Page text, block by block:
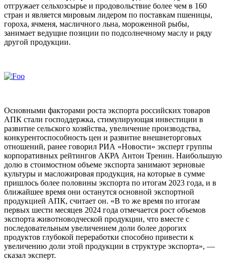
отгружает сельхозсырье и продовольствие более чем в 160
стран и является мировым лидером по поставкам пшеницы,
гороха, ячменя, масличного льна, мороженной рыбы,
занимает ведущие позиции по подсолнечному маслу и ряду
другой продукции.
Основными факторами роста экспорта российских товаров
АПК стали господдержка, стимулирующая инвестиции в
развитие сельского хозяйства, увеличение производства,
конкурентоспособность цен и развитие внешнеторговых
отношений, ранее говорил РИА «Новости» эксперт группы
корпоративных рейтингов АКРА Антон Тренин. Наибольшую
долю в стоимостном объеме экспорта занимают зерновые
культуры и масложировая продукция, на которые в сумме
пришлось более половины экспорта по итогам 2023 года, и в
ближайшее время они останутся основной экспортной
продукцией АПК, считает он. «В то же время по итогам
первых шести месяцев 2024 года отмечается рост объемов
экспорта животноводческой продукции, что вместе с
последовательным увеличением доли более дорогих
продуктов глубокой переработки способно привести к
увеличению доли этой продукции в структуре экспорта», —
сказал эксперт.